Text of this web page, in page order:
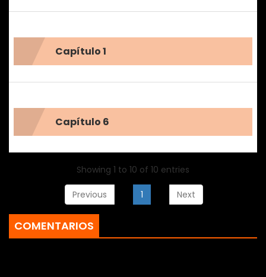
Capítulo 1
Capítulo 6
Showing 1 to 10 of 10 entries
Previous 1 Next
COMENTARIOS